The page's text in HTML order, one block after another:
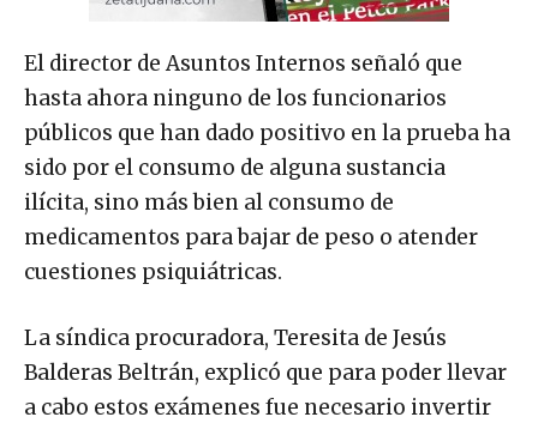
El director de Asuntos Internos señaló que
hasta ahora ninguno de los funcionarios
públicos que han dado positivo en la prueba ha
sido por el consumo de alguna sustancia
ilícita, sino más bien al consumo de
medicamentos para bajar de peso o atender
cuestiones psiquiátricas.
La síndica procuradora, Teresita de Jesús
Balderas Beltrán, explicó que para poder llevar
a cabo estos exámenes fue necesario invertir